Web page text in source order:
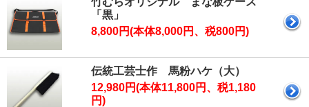
「黒」
8,800円(本体8,000円、税800円)
伝統工芸士作 馬粉ハケ（大）
12,980円(本体11,800円、税1,180
円)